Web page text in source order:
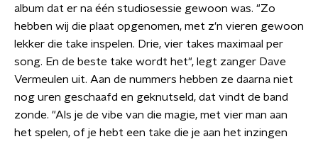
album dat er na één studiosessie gewoon was. "Zo
hebben wij die plaat opgenomen, met z'n vieren gewoon
lekker die take inspelen. Drie, vier takes maximaal per
song. En de beste take wordt het", legt zanger Dave
Vermeulen uit. Aan de nummers hebben ze daarna niet
nog uren geschaafd en geknutseld, dat vindt de band
zonde. "Als je de vibe van die magie, met vier man aan
het spelen, of je hebt een take die je aan het inzingen